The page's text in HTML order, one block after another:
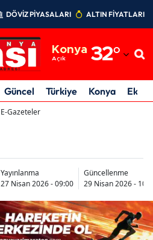
DÖVİZ PİYASALARI ALTIN FİYATLARI
Konya
Açık 32°
Adıyaman
Afyonkarahisar
Ankara
Antalya
Artvin
Aydın
Güncel Türkiye Konya
E-Gazeteler
Yayınlanma
27 Nisan 2026 - 09:00
Güncellenme
29 Nisan 2026 -